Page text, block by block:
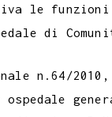
le funzioni
di
n.64/